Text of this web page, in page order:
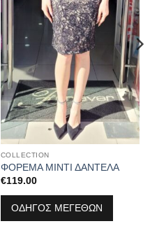
COLLECTION
ΦΟΡΕΜΑ ΜΙΝΤΙ ΔΑΝΤΕΛΑ
€119.00
ΟΔΗΓΟΣ ΜΕΓΕΘΩΝ